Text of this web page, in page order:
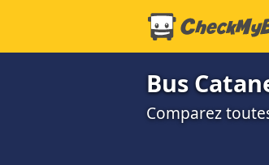
Bus
Comparez